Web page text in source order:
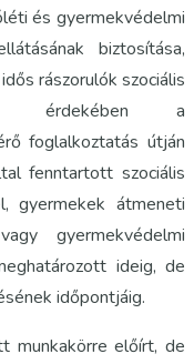
és gyermekvédelmi
biztosítása,
rászorulók szociális
érdekében a
foglalkoztatás útján
fenntartott szociális
gyermekek átmeneti
gyermekvédelmi
ideig, de
időpontjáig.
munkakörre előírt, de